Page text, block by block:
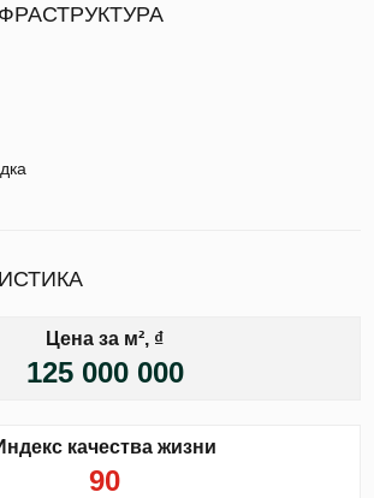
Цена за м², ₫
125 000 000
качества жизни
90